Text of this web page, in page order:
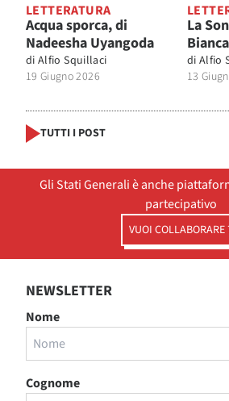
LETTERATURA
Acqua sporca, di
Nadeesha Uyangoda
di Alfio Squillaci
19 Giugno 2026
La
di Alfio
13
TUTTI I POST
Gli Stati Generali è anche
partecipativo
VUOI COLLABORARE
NEWSLETTER
Nome
Cognome